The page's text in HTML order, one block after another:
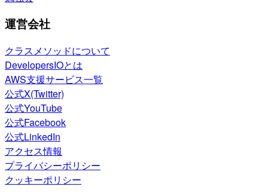
運営会社
クラスメソッドについて
DevelopersIOとは
AWS支援サービス一覧
公式X(Twitter)
公式YouTube
公式Facebook
公式LinkedIn
アクセス情報
プライバシーポリシー
クッキーポリシー